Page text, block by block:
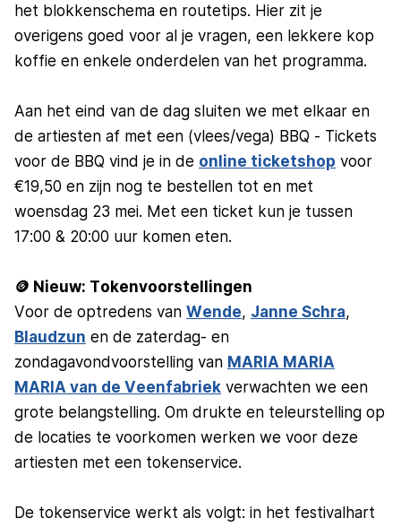
het blokkenschema en routetips. Hier zit je
overigens goed voor al je vragen, een lekkere kop
koffie en enkele onderdelen van het programma.
Aan het eind van de dag sluiten we met elkaar en
de artiesten af met een (vlees/vega) BBQ - Tickets
voor de BBQ vind je in de online ticketshop voor
€19,50 en zijn nog te bestellen tot en met
woensdag 23 mei. Met een ticket kun je tussen
17:00 & 20:00 uur komen eten.
🪙 Nieuw: Tokenvoorstellingen
Voor de optredens van Wende, Janne Schra,
Blaudzun en de zaterdag- en
zondagavondvoorstelling van MARIA MARIA
MARIA van de Veenfabriek verwachten we een
grote belangstelling. Om drukte en teleurstelling op
de locaties te voorkomen werken we voor deze
artiesten met een tokenservice.
De tokenservice werkt als volgt: in het festivalhart